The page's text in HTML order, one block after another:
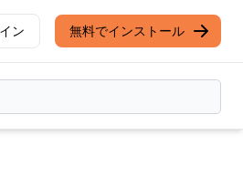
ン 無料でインストール